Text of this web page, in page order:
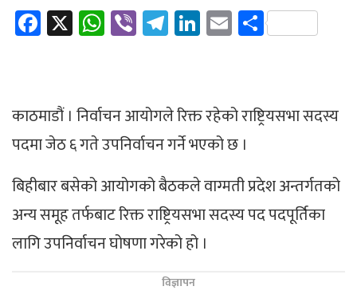
Facebook
X WhatsApp
ViberTelegram
LinkedIn
EmailShare
काठमाडौं । निर्वाचन आयोगले रिक्त रहेको राष्ट्रियसभा सदस्य
पदमा जेठ ६ गते उपनिर्वाचन गर्ने भएको छ ।
बिहीबार बसेको आयोगको बैठकले वाग्मती प्रदेश अन्तर्गतको
अन्य समूह तर्फबाट रिक्त राष्ट्रियसभा सदस्य पद पदपूर्तिका
लागि उपनिर्वाचन घोषणा गरेको हो ।
विज्ञापन